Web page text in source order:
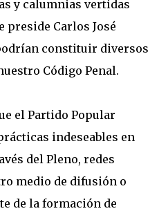
y calumnias vertidas
preside Carlos José
constituir diversos
Código Penal.
el Partido Popular
indeseables en
del Pleno, redes
medio de difusión o
de la formación de